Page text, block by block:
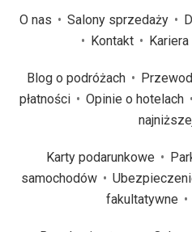
O nas Salony sprzedaży
Kontakt
Kariera
Blog o podróżach
płatności
Opinie o hotelach
Karty podarunkowe
samochodów
fakultatywne